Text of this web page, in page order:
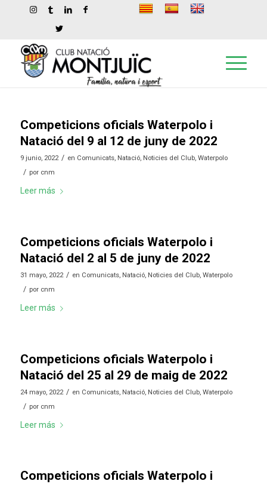
Competicions oficials Waterpolo i
Natació del 9 al 12 de juny de 2022
9 junio, 2022 / en Comunicats, Natació, Noticies del Club, Waterpolo
/ por cnm
Leer más
Competicions oficials Waterpolo i
Natació del 2 al 5 de juny de 2022
31 mayo, 2022 / en Comunicats, Natació, Noticies del Club, Waterpolo
/ por cnm
Leer más
Competicions oficials Waterpolo i
Natació del 25 al 29 de maig de 2022
24 mayo, 2022 / en Comunicats, Natació, Noticies del Club, Waterpolo
/ por cnm
Leer más
Competicions oficials Waterpolo i